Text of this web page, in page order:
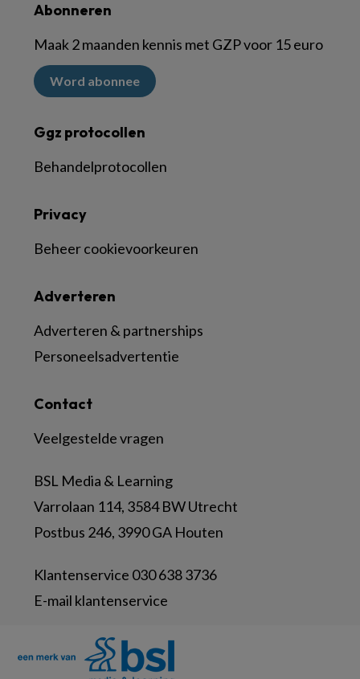
Abonneren
Maak 2 maanden kennis met GZP voor 15 euro
Word abonnee
Ggz protocollen
Behandelprotocollen
Contact
Veelgestelde vragen
BSL Media & Learning
Varrolaan 114, 3584 BW Utrecht
Postbus 246, 3990 GA Houten
Klantenservice 030 638 3736
E-mail klantenservice
Adverteren
Adverteren & partnerships
Personeelsadvertentie
Privacy
Beheer cookievoorkeuren